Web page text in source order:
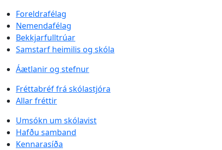
Foreldrafélag
Nemendafélag
Bekkjarfulltrúar
Samstarf heimilis og skóla
Áætlanir og stefnur
Fréttabréf frá skólastjóra
Allar fréttir
Umsókn um skólavist
Hafðu samband
Kennarasíða